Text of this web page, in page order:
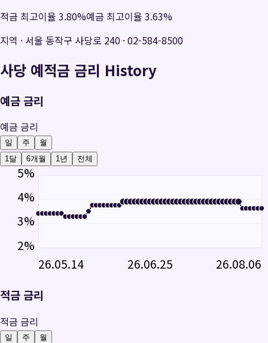
적금 최고이율 3.80%예금 최고이율 3.63%
지역 · 서울 동작구 사당로 240 ·02-584-8500
사당 예적금 금리 History
예금 금리
예금 금리
일 주
월
1달
6개월 1년 전체
5%
4%
3%
2%
26.05.14
26.06.25 26.08.06
적금 금리
적금 금리
일 주
월